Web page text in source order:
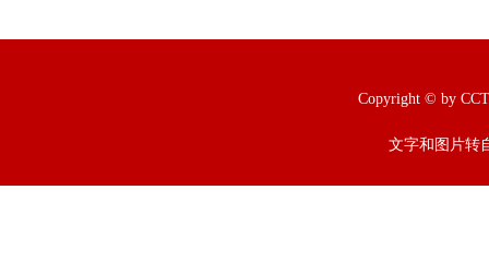
Copyright © by
文字和图片转